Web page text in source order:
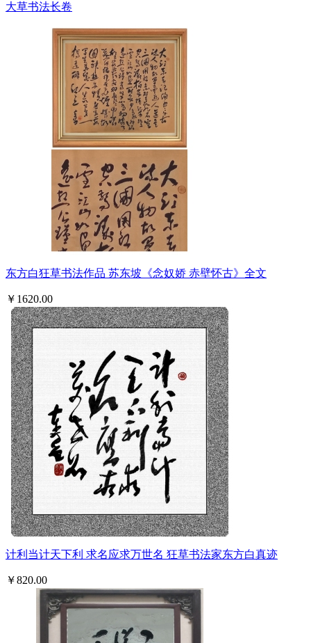
大草书法长卷
东方白狂草书法作品 苏东坡《念奴娇 赤壁怀古》全文
￥1620.00
计利当计天下利 求名应求万世名 狂草书法家东方白真迹
￥820.00